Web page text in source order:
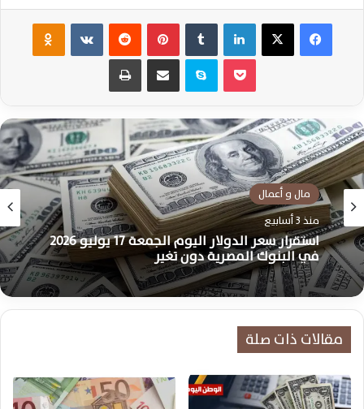
فيسبوك ‫X لينكدإن بينتيريست ‏VKontakte
سكايب مشاركة عبر البريد طباعة
مال و أعمال
منذ 3 أسابيع
استقرار سعر الدولار اليوم الجمعة 17 يوليو 2026
في البنوك المصرية دون تغير
الدولار
1:28 ص2 يوليو، 2026
مقالات ذات صلة